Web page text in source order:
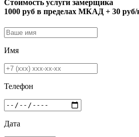
Стоимость услуги замерщика
1000 руб в пределах МКАД + 30
Имя
Телефон
Дата